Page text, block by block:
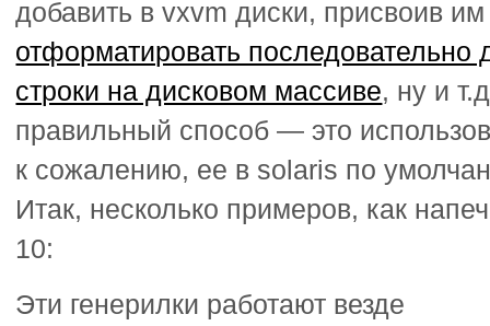
добавить в vxvm диски, присвоив
отформатировать последовательно
строки на дисковом массиве, ну и
правильный способ — это
к сожалению, ее в solaris по
Итак, несколько примеров, как
10:
Эти генерилки работают везде